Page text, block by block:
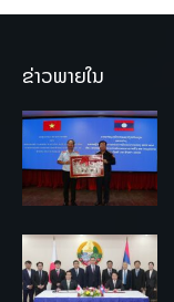
ຂ່າວພາຍໃນ